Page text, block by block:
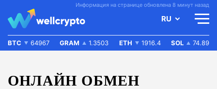
Информация на странице обновлена 8 минут назад
RU
BTC 64967 GRAM 1.3503 ETH 1916.4 SOL 74.89
ОНЛАЙН ОБМЕН